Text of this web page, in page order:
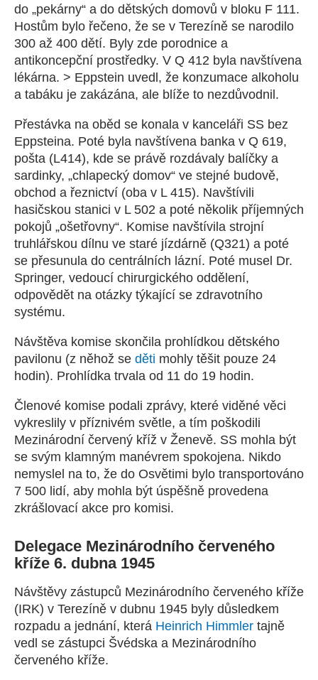
do „pekárny“ a do dětských domovů v bloku F 111.
Hostům bylo řečeno, že se v Terezíně se narodilo
300 až 400 dětí. Byly zde porodnice a
antikoncepční prostředky. V Q 412 byla navštívena
lékárna. > Eppstein uvedl, že konzumace alkoholu
a tabáku je zakázána, ale blíže to nezdůvodnil.
Přestávka na oběd se konala v kanceláři SS bez
Eppsteina. Poté byla navštívena banka v Q 619,
pošta (L414), kde se právě rozdávaly balíčky a
sardinky, „chlapecký domov“ ve stejné budově,
obchod a řeznictví (oba v L 415). Navštívili
hasičskou stanici v L 502 a poté několik příjemných
pokojů „ošetřovny“. Komise navštívila strojní
truhlářskou dílnu ve staré jízdárně (Q321) a poté
se přesunula do centrálních lázní. Poté musel Dr.
Springer, vedoucí chirurgického oddělení,
odpovědět na otázky týkající se zdravotního
systému.
Návštěva komise skončila prohlídkou dětského
pavilonu (z něhož se děti mohly těšit pouze 24
hodin). Prohlídka trvala od 11 do 19 hodin.
Členové komise podali zprávy, které viděné věci
vykreslily v příznivém světle, a tím poškodili
Mezinárodní červený kříž v Ženevě. SS mohla být
se svým klamným manévrem spokojena. Nikdo
nemyslel na to, že do Osvětimi bylo transportováno
7 500 lidí, aby mohla být úspěšně provedena
zkrášlovací akce pro komisi.
Delegace Mezinárodního červeného
kříže 6. dubna 1945
Návštěvy zástupců Mezinárodního červeného kříže
(IRK) v Terezíně v dubnu 1945 byly důsledkem
rozpadu a jednání, která Heinrich Himmler tajně
vedl se zástupci Švédska a Mezinárodního
červeného kříže.